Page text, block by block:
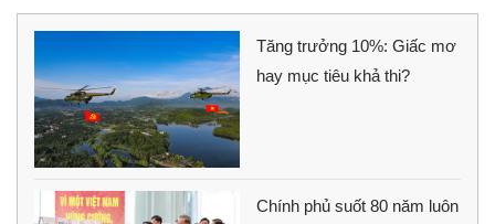
Tăng trưởng 10%: Giấc mơ
hay mục tiêu khả thi?
Chính phủ suốt 80 năm luôn